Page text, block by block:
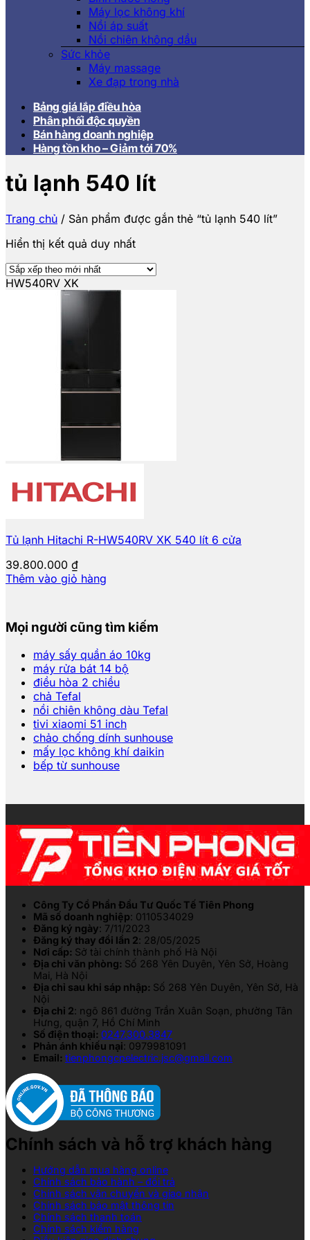
Máy lọc không khí
Nồi áp suất
Nồi chiên không dầu
Sức khỏe
Máy massage
Xe đạp trong nhà
Bảng giá lắp điều hòa
Phân phối độc quyền
Bán hàng doanh nghiệp
Hàng tồn kho – Giảm tới 70%
tủ lạnh 540 lít
Trang chủ / Sản phẩm được gắn thẻ “tủ lạnh 540 lít”
Hiển thị kết quả duy nhất
HW540RV XK
Tủ lạnh Hitachi R-HW540RV XK 540 lít 6 cửa
39.800.000 ₫
Thêm vào giỏ hàng
Mọi người cũng tìm kiếm
máy sấy quần áo 10kg
máy rửa bát 14 bộ
điều hòa 2 chiều
chả Tefal
nồi chiên không dàu Tefal
tivi xiaomi 51 inch
chảo chống dính sunhouse
mấy lọc không khí daikin
bếp từ sunhouse
Công Ty Cổ Phần Đầu Tư Quốc Tế Tiên Phong
Mã số doanh nghiệp: 0110534029
Đăng ký ngày: 7/11/2023
Đăng ký thay đổi lần 2: 28/05/2025
Nơi cấp: Sở tài chính thành phố Hà Nội
Địa chỉ văn phòng: Số 268 Yên Duyên, Yên Sở, Hoàng
Mai, Hà Nội
Địa chỉ sau khi sáp nhập: Số 268 Yên Duyên, Yên Sở, Hà
Nội
Địa chỉ 2: ngõ 861 đường Trần Xuân Soạn, phường Tân
Hưng, quận 7, Hồ Chí Minh
Số điện thoại: 0247.300.3847
Phản ánh khiếu nại: 0979981091
Email: tienphongcpelectric.jsc@gmail.com
Chính sách và hỗ trợ khách hàng
Hướng dẫn mua hàng online
Chính sách bảo hành – đổi trả
Chính sách vận chuyển và giao nhận
Chính sách bảo mật thông tin
Chính sách thanh toán
Chính sách kiểm hàng